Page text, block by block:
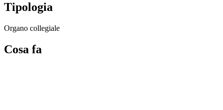
Tipologia
Organo collegiale
Cosa fa